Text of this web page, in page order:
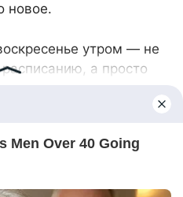
новое.
утром — не
а просто
было некуда.
делала кофе. За
чьи-то
далеко сигналил